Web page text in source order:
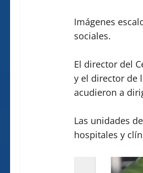
Imágenes
sociales.
El director del
y el director de
acudieron a
Las unidades
hospitales y